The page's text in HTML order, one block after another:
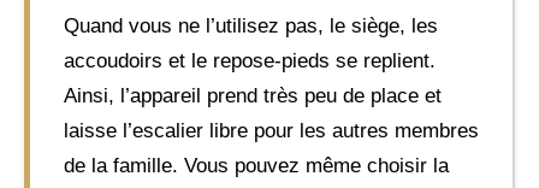
Quand vous ne l’utilisez pas, le siège, les
accoudoirs et le repose-pieds se replient.
Ainsi, l’appareil prend très peu de place et
laisse l’escalier libre pour les autres membres
de la famille. Vous pouvez même choisir la